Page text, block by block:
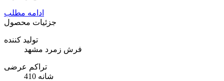
ادامه مطلب
جزئیات محصول
تولید کننده
فرش زمرد مشهد
تراکم عرضی
410 شانه